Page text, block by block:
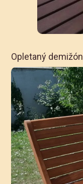
Opletaný demižón